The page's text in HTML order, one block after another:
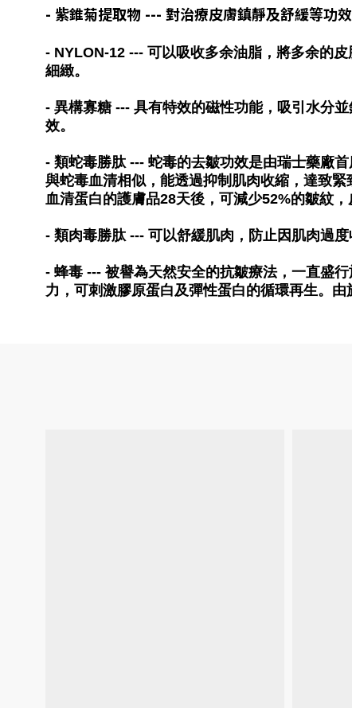
- 紫錐菊提取物 --- 對治療皮膚鎮靜及舒緩等功效
- NYLON-12 --- 可以吸收多余油脂，將多余的
細緻。
- 異構寡糖 --- 具有特效的磁性功能，吸引水分
效。
- 類蛇毒勝肽 --- 蛇毒的去皺功效是由瑞士藥廠
與蛇毒血清相似，能透過抑制肌肉收縮，達致
血清蛋白的護膚品28天後，可減少52%的皺紋，
- 類肉毒勝肽 --- 可以舒緩肌肉，防止因肌肉過度
- 蜂毒 --- 被譽為天然安全的抗皺療法，一直盛
力，可刺激膠原蛋白及彈性蛋白的循環再生。